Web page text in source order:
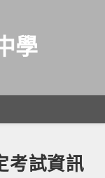
學
考試資訊